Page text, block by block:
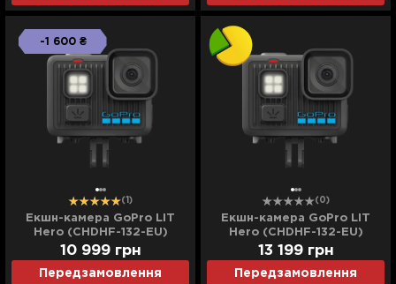
-1 600 ₴
(1)
Екшн-камера GoPro LIT
Hero (CHDHF-132-EU)
(Standard)
Передзамовлення
10 999 грн
(0)
Екшн-камера GoPro LIT
Hero (CHDHF-132-EU)
(Ultra)
Передзамовлення
13 199 грн